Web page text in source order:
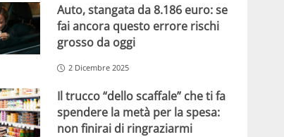
Auto, stangata da 8.186 euro: se
fai ancora questo errore rischi
grosso da oggi
2 Dicembre 2025
Il trucco “dello scaffale” che ti fa
spendere la metà per la spesa:
non finirai di ringraziarmi